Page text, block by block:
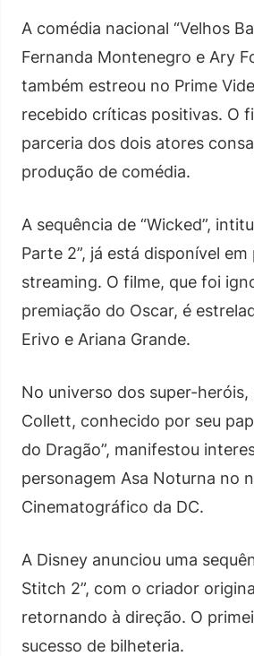
A comédia nacional “Velhos
Fernanda Montenegro e Ary
também estreou no Prime
recebido críticas positivas. O
parceria dos dois atores
produção de comédia.
A sequência de “Wicked”,
Parte 2”, já está disponível
streaming. O filme, que foi
premiação do Oscar, é
Erivo e Ariana Grande.
No universo dos super-
Collett, conhecido por seu
do Dragão”, manifestou
personagem Asa Noturna no
Cinematográfico da DC.
A Disney anunciou uma
Stitch 2”, com o criador
retornando à direção. O
sucesso de bilheteria.